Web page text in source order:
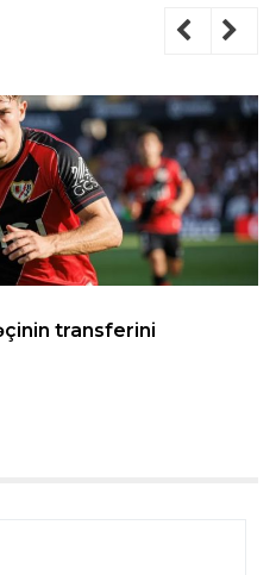
transferini